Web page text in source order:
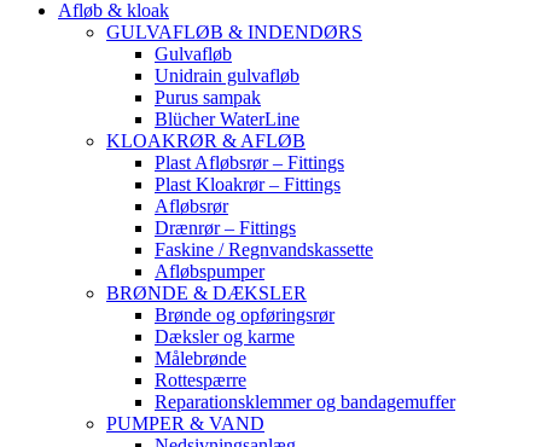
Afløb & kloak
GULVAFLØB & INDENDØRS
Gulvafløb
Unidrain gulvafløb
Purus sampak
Blücher WaterLine
KLOAKRØR & AFLØB
Plast Afløbsrør – Fittings
Plast Kloakrør – Fittings
Afløbsrør
Drænrør – Fittings
Faskine / Regnvandskassette
Afløbspumper
BRØNDE & DÆKSLER
Brønde og opføringsrør
Dæksler og karme
Målebrønde
Rottespærre
Reparationsklemmer og bandagemuffer
PUMPER & VAND